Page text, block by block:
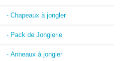
- Chapeaux à jongler
- Pack de Jonglerie
- Anneaux à jongler